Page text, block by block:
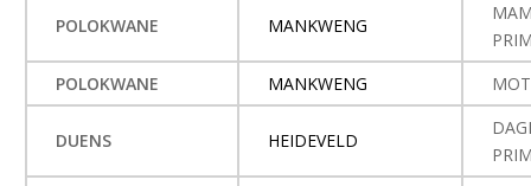
POLOKWANE MANKWENG
POLOKWANE
MANKWENG
DUENS HEIDEVELD